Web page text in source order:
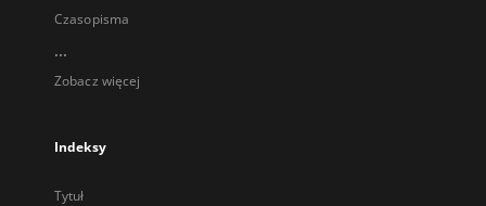
Czasopisma
...
Zobacz więcej
Indeksy
Tytuł